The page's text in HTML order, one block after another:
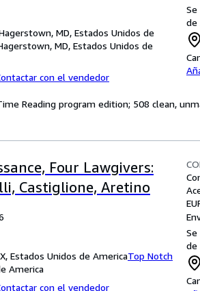
MD, Estados Unidos de
MD, Estados Unidos de
con el vendedor
Se
de
Reading program edition; 508 clean,
Four Lawgivers:
Castiglione, Aretino
Estados Unidos de AmericaTop Notch
America
con el vendedor
Se
de